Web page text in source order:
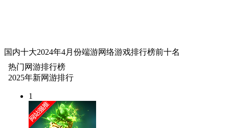
国内十大2024年4月份端游网络游戏排行榜前十名